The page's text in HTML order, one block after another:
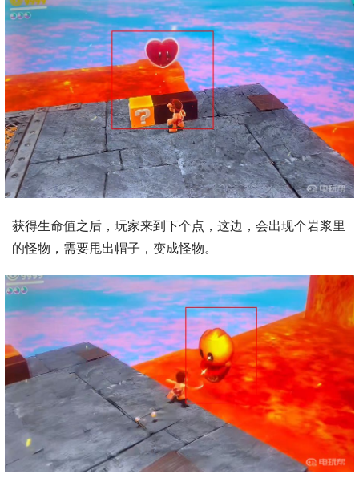
获得生命值之后，玩家来到下个点，这边，会出现个岩浆里
的怪物，需要甩出帽子，变成怪物。